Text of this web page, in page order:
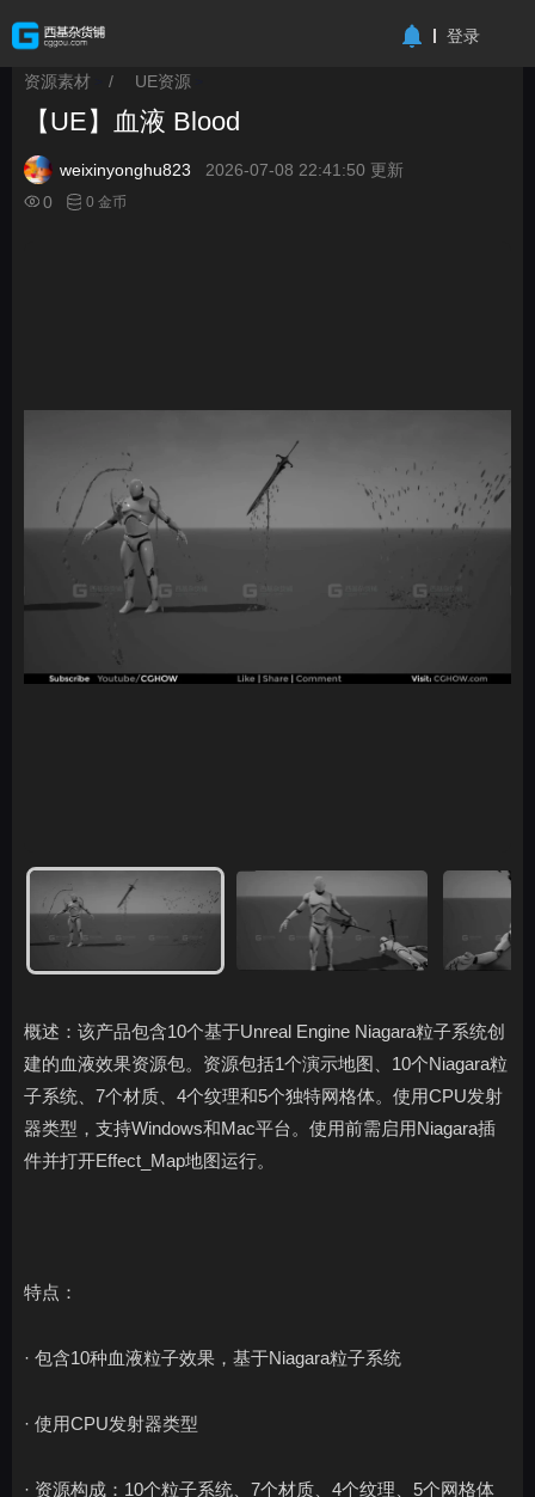
登录
资源素材 / UE资源
【UE】血液 Blood
weixinyonghu823
2026-07-08 22:41:50 更新
0
0 金币
概述：该产品包含10个基于Unreal Engine Niagara粒子系统创
建的血液效果资源包。资源包括1个演示地图、10个Niagara粒
子系统、7个材质、4个纹理和5个独特网格体。使用CPU发射
器类型，支持Windows和Mac平台。使用前需启用Niagara插
件并打开Effect_Map地图运行。
特点：
· 包含10种血液粒子效果，基于Niagara粒子系统
· 使用CPU发射器类型
· 资源构成：10个粒子系统、7个材质、4个纹理、5个网格体